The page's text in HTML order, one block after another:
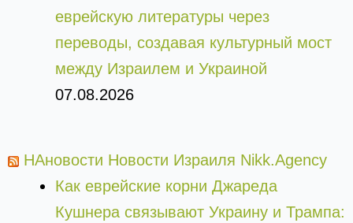
еврейскую литературы через
переводы, создавая культурный мост
между Израилем и Украиной
07.08.2026
НАновости Новости Израиля Nikk.Agency
Как еврейские корни Джареда
Кушнера связывают Украину и Трампа: